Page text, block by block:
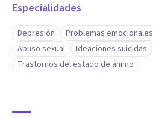
Especialidades
Depresión Problemas emocionales
Abuso sexual
Ideaciones suicidas
Trastornos del estado de ánimo